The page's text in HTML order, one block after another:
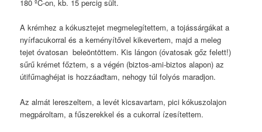
180 ºC-on, kb. 15 percig sült.
A krémhez a kókusztejet megmelegítettem, a tojássárgákat a
nyírfacukorral és a keményítővel kikevertem, majd a meleg
tejet óvatosan beleöntöttem. Kis lángon (óvatosak gőz felett!)
sűrű krémet főztem, s a végén (biztos-ami-biztos alapon) az
útifűmaghéjat is hozzáadtam, nehogy túl folyós maradjon.
Az almát lereszeltem, a levét kicsavartam, pici kókuszolajon
megpároltam, a fűszerekkel és a cukorral ízesítettem.